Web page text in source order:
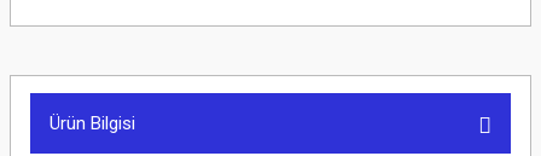
Ürün Bilgisi